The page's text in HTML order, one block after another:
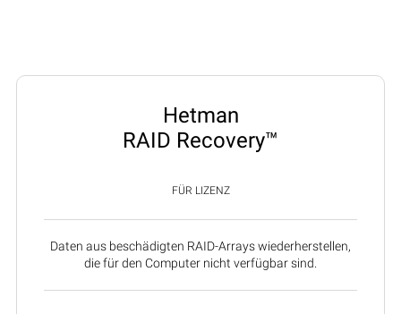
Hetman
RAID Recovery™
FÜR LIZENZ
Daten aus beschädigten RAID-Arrays wiederherstellen,
die für den Computer nicht verfügbar sind.